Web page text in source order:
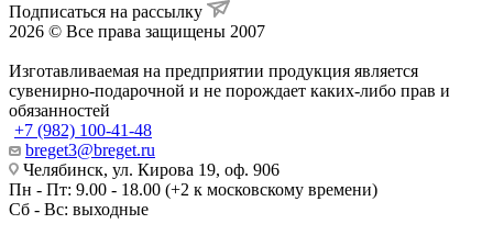
Подписаться на рассылку
2026 © Все права защищены 2007
Изготавливаемая на предприятии продукция является
сувенирно-подарочной и не порождает каких-либо прав и
обязанностей
+7 (982) 100-41-48
breget3@breget.ru
Челябинск, ул. Кирова 19, оф. 906
Пн - Пт: 9.00 - 18.00 (+2 к московскому времени)
Сб - Вс: выходные